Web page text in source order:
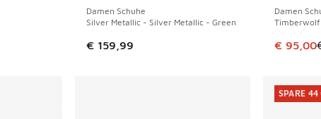
Damen Schuhe
Silver Metallic - Silver Metallic - Green
€ 159,99
Damen
Timberwolf
Dieser
€ 95,00
SPARE 44